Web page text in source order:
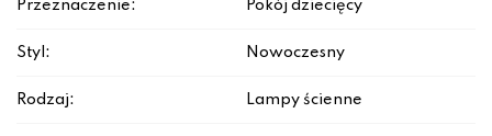
Przeznaczenie: Pokój dziecięcy
Styl: Nowoczesny
Rodzaj: Lampy ścienne